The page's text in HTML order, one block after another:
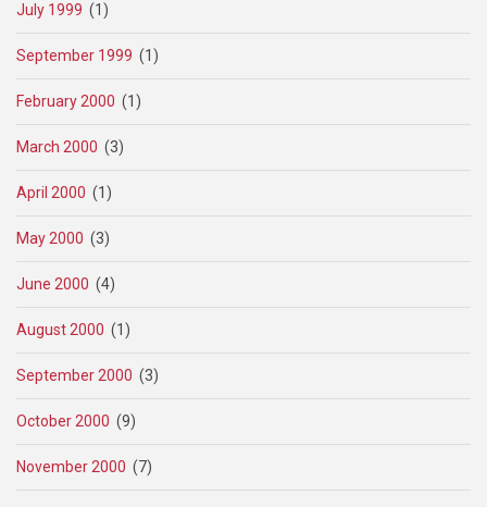
July 1999 (1)
September 1999 (1)
February 2000 (1)
March 2000 (3)
April 2000 (1)
May 2000 (3)
June 2000 (4)
August 2000 (1)
September 2000 (3)
October 2000 (9)
November 2000 (7)